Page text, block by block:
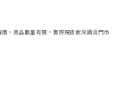
，商品數量有限，實際現貨狀況請洽門市